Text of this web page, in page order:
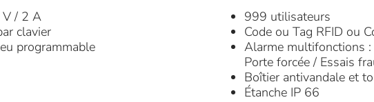
V / 2 A
clavier
programmable
999 utilisateurs
Code ou Tag RFID ou
Alarme multifonctions
Porte forcée / Essais
Boîtier antivandale et
Étanche IP 66